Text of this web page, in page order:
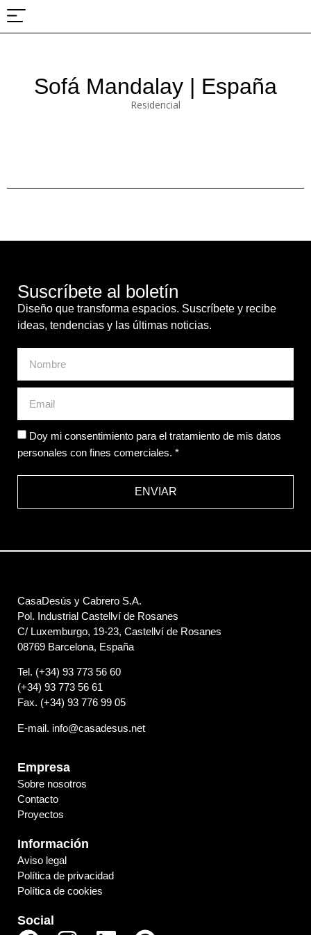
Sofá Mandalay | España
Residencial
Suscríbete al boletín
Diseño que transforma espacios. Suscríbete y recibe
ideas, tendencias y las últimas noticias.
Doy mi consentimiento para el tratamiento de mis datos
personales con fines comerciales. *
ENVIAR
CasaDesús y Cabrero S.A.
Pol. Industrial Castellví de Rosanes
C/ Luxemburgo, 19-23, Castellví de Rosanes
08769 Barcelona, España
Tel. (+34) 93 773 56 60
(+34) 93 773 56 61
Fax. (+34) 93 776 99 05
E-mail. info@casadesus.net
Empresa
Sobre nosotros
Contacto
Proyectos
Información
Aviso legal
Política de privacidad
Política de cookies
Social